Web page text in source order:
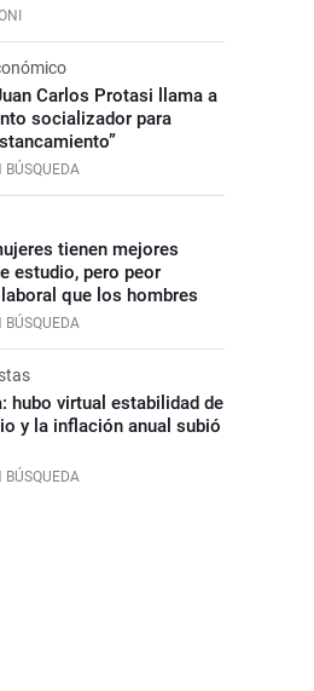
Carlos Protasi llama a
socializador para
BÚSQUEDA
tienen mejores
estudio, pero peor
que los hombres
BÚSQUEDA
hubo virtual estabilidad de
y la inflación anual subió
BÚSQUEDA